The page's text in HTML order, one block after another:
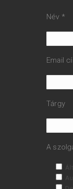
Név *
Email
Tárgy
A